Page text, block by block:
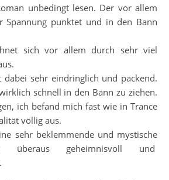
unbedingt lesen. Der vor allem
Spannung punktet und in den Bann
sich vor allem durch sehr viel
sehr eindringlich und packend.
schnell in den Bann zu ziehen.
ich befand mich fast wie in Trance
völlig aus.
sehr beklemmende und mystische
überaus geheimnisvoll und